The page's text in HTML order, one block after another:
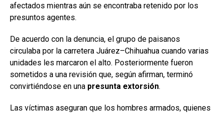
afectados mientras aún se encontraba retenido por los
presuntos agentes.
De acuerdo con la denuncia, el grupo de paisanos
circulaba por la carretera Juárez–Chihuahua cuando varias
unidades les marcaron el alto. Posteriormente fueron
sometidos a una revisión que, según afirman, terminó
convirtiéndose en una presunta extorsión.
Las víctimas aseguran que los hombres armados, quienes